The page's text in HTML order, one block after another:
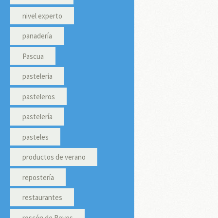
nivel experto
panadería
Pascua
pasteleria
pasteleros
pastelería
pasteles
productos de verano
repostería
restaurantes